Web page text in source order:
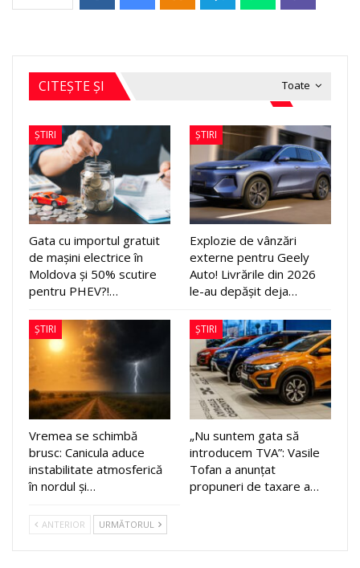
Toate
CITEȘTE ȘI
ȘTIRI
Gata cu importul gratuit
de mașini electrice în
Moldova și 50% scutire
pentru PHEV?!…
ȘTIRI
Explozie de vânzări
externe pentru Geely
Auto! Livrările din 2026
le-au depășit deja…
ȘTIRI
Vremea se schimbă
brusc: Canicula aduce
instabilitate atmosferică
în nordul și…
ȘTIRI
„Nu suntem gata să
introducem TVA”: Vasile
Tofan a anunțat
propuneri de taxare a…
ANTERIOR URMĂTORUL